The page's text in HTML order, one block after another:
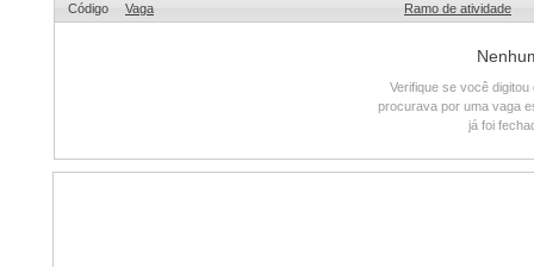
Código Vaga Ramo de atividade
Verifique se você
procurava por uma vaga
já foi